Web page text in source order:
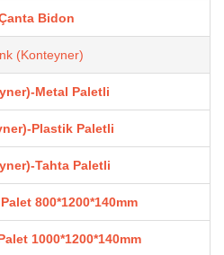
Bidon
(Konteyner)
Metal Paletli
Plastik Paletli
Tahta Paletli
800*1200*140mm
1000*1200*140mm